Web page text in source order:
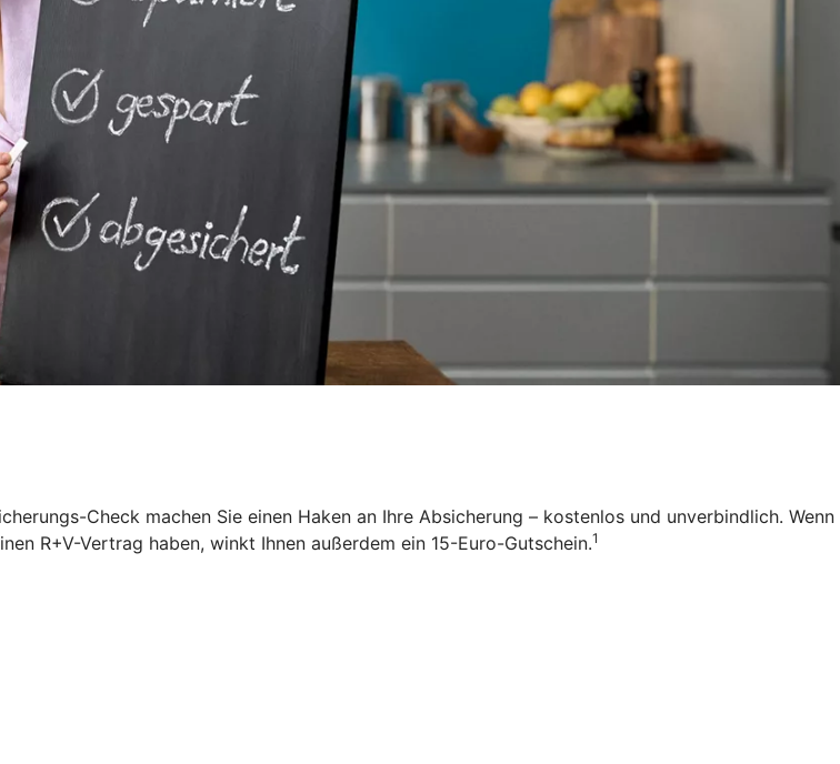
Check machen Sie einen Haken an Ihre Absicherung – kostenlos und unverbindlich. Wenn
R+V-Vertrag haben, winkt Ihnen außerdem ein 15-Euro-Gutschein.1